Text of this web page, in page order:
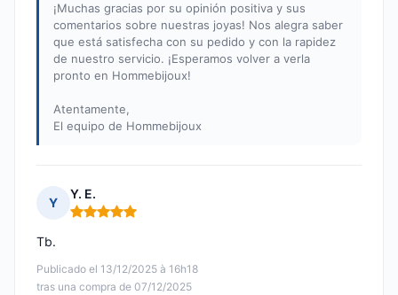
¡Muchas gracias por su opinión positiva y sus
comentarios sobre nuestras joyas! Nos alegra saber
que está satisfecha con su pedido y con la rapidez
de nuestro servicio. ¡Esperamos volver a verla
pronto en Hommebijoux!
Atentamente,
El equipo de Hommebijoux
Y
Y. E.
Nota: 5 de 5
Publicado el 13/12/2025 à 16h18
tras una compra de 07/12/2025
Tb.